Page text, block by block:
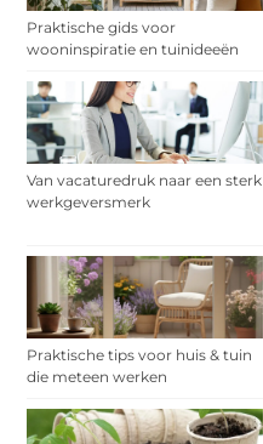
Praktische gids voor
wooninspiratie en tuinideeën
Van vacaturedruk naar een sterk
werkgeversmerk
Praktische tips voor huis & tuin
die meteen werken